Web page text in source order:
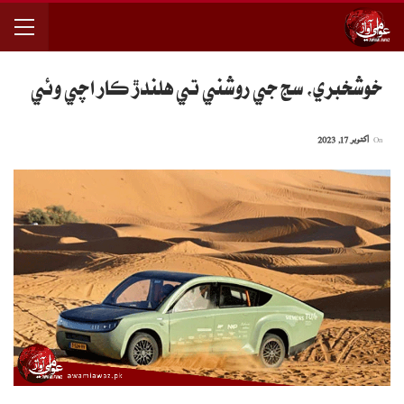
خوشخبري، سج جي روشني تي هلندڙ ڪار اچي وئي
اکتوبر 17, 2023